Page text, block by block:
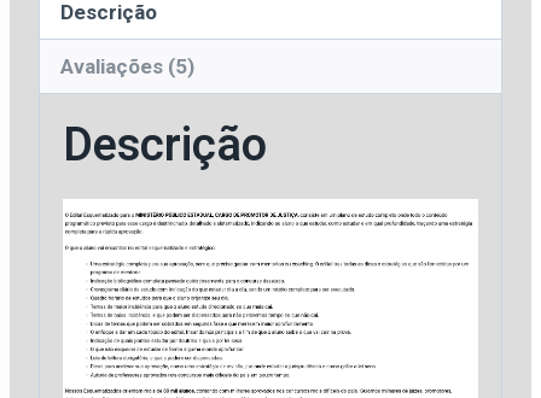
Descrição
Avaliações (5)
Descrição